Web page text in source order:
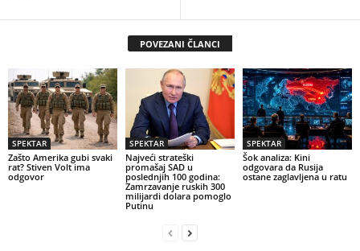
POVEZANI ČLANCI
SPEKTAR
Zašto Amerika gubi svaki
rat? Stiven Volt ima
odgovor
SPEKTAR
Najveći strateški
promašaj SAD u
poslednjih 100 godina:
Zamrzavanje ruskih 300
milijardi dolara pomoglo
Putinu
SPEKTAR
Šok analiza: Kini
odgovara da Rusija
ostane zaglavljena u ratu